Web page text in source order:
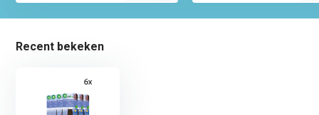
Recent bekeken